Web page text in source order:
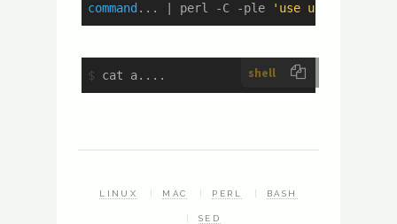
command ... | perl -C -ple 'use utf8;s/
shell
$ cat a....
LINUX MAC PERL BASH
SED